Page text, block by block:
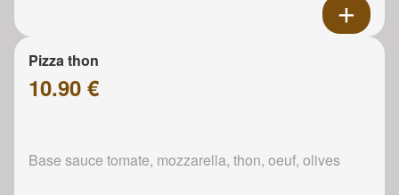
Pizza thon
10.90 €
Base sauce tomate, mozzarella, thon, oeuf, olives